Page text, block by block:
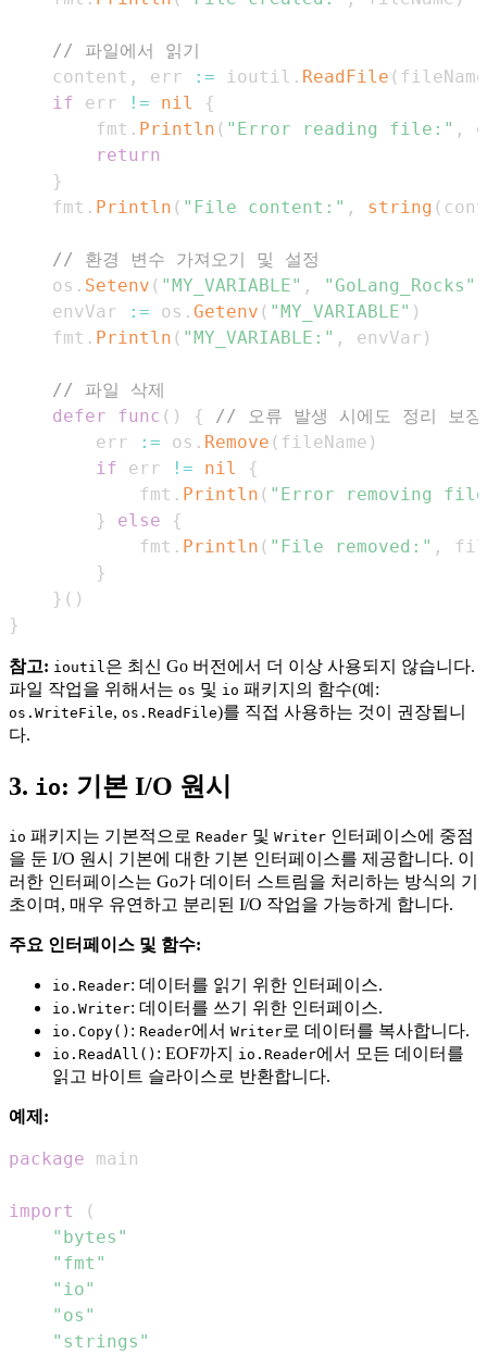
// 파일에서 읽기
    content
, err := ioutil . ReadFile ( fileName
if err != nil
{
        fmt
. Println ( "Error reading file:" ,
return
}
    fmt
. Println ( "File content:" , string (
// 환경 변수 가져오기 및 설정
    os
. Setenv ( "MY_VARIABLE" , "GoLang_Rocks"
    envVar
:= os . Getenv ( "MY_VARIABLE" )
    fmt
. Println ( "MY_VARIABLE:" , envVar )
// 파일 삭제
defer
func ( ) {
// 오류 발생 시에도 정리 보장
        err
:= os . Remove ( fileName )
if err != nil
{
            fmt
. Println ( "Error removing
}
else
{
            fmt
. Println ( "File removed:" ,
}
} ( )
}
참고: ioutil 은 최신 Go 버전에서 더 이상 사용되지 않습니다.
파일 작업을 위해서는 os 및 io 패키지의 함수(예:
os.WriteFile, os.ReadFile)를 직접 사용하는 것이 권장됩니
다.
3. io: 기본 I/O 원시
io 패키지는 기본적으로 Reader 및 Writer 인터페이스에 중점
을 둔 I/O 원시 기본에 대한 기본 인터페이스를 제공합니다. 이
러한 인터페이스는 Go가 데이터 스트림을 처리하는 방식의 기
초이며, 매우 유연하고 분리된 I/O 작업을 가능하게 합니다.
주요 인터페이스 및 함수:
io.Reader: 데이터를 읽기 위한 인터페이스.
io.Writer: 데이터를 쓰기 위한 인터페이스.
io.Copy() : Reader에서 Writer로 데이터를 복사합니다.
io.ReadAll() : EOF까지 io.Reader에서 모든 데이터를
읽고 바이트 슬라이스로 반환합니다.
예제:
package
import
(
"bytes"
"fmt"
"io"
"os"
"strings"